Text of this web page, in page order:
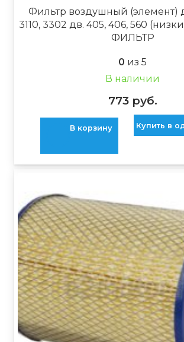
Фильтр воздушный (элемент)
3110, 3302 дв. 405, 406, 560
ФИЛЬТР
0 из 5
В наличии
773 руб.
В корзину Купить в